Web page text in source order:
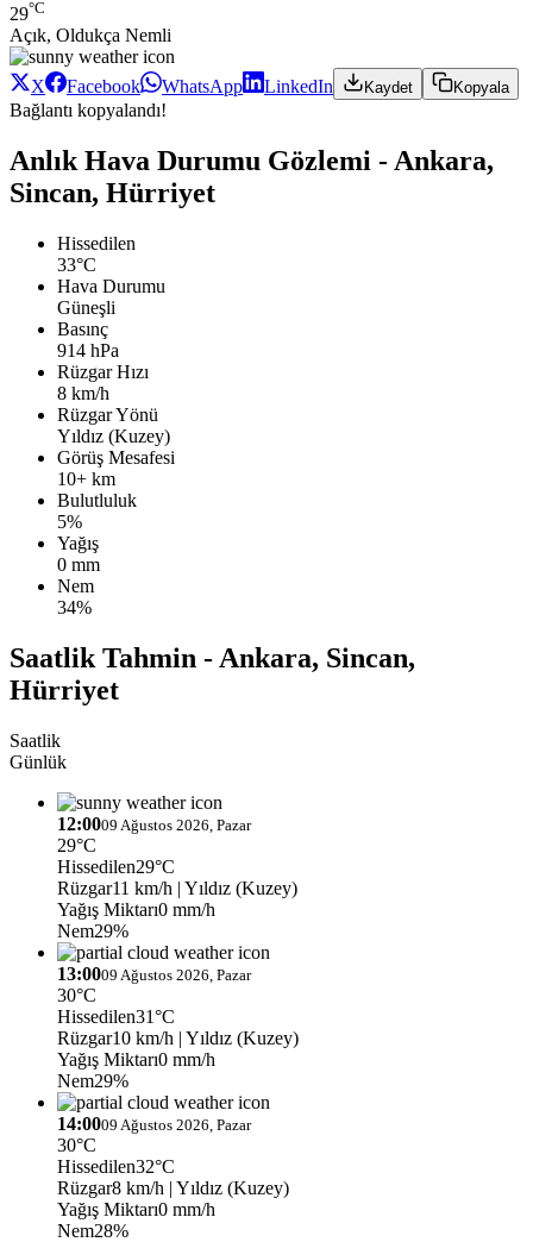
29°C
Açık, Oldukça Nemli
X Facebook WhatsApp LinkedIn Kaydet Kopyala
Bağlantı kopyalandı!
Anlık Hava Durumu Gözlemi - Ankara,
Sincan, Hürriyet
Hissedilen
33°C
Hava Durumu
Güneşli
Basınç
914 hPa
Rüzgar Hızı
8 km/h
Rüzgar Yönü
Yıldız (Kuzey)
Görüş Mesafesi
10+ km
Bulutluluk
5%
Yağış
0 mm
Nem
34%
Saatlik Tahmin - Ankara, Sincan,
Hürriyet
Saatlik
Günlük
12:0009 Ağustos 2026, Pazar
29°C
Hissedilen29°C
Rüzgar11 km/h | Yıldız (Kuzey)
Yağış Miktarı0 mm/h
Nem29%
13:0009 Ağustos 2026, Pazar
30°C
Hissedilen31°C
Rüzgar10 km/h | Yıldız (Kuzey)
Yağış Miktarı0 mm/h
Nem29%
14:0009 Ağustos 2026, Pazar
30°C
Hissedilen32°C
Rüzgar8 km/h | Yıldız (Kuzey)
Yağış Miktarı0 mm/h
Nem28%